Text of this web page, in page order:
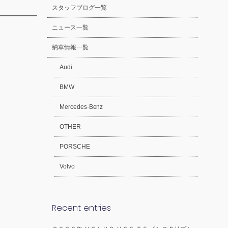
スタッフブログ一覧
ニュース一覧
納車情報一覧
Audi
BMW
Mercedes-Benz
OTHER
PORSCHE
Volvo
Recent entries